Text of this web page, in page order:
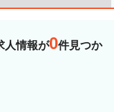
売スタッフ・その他
人情報が0件見つか